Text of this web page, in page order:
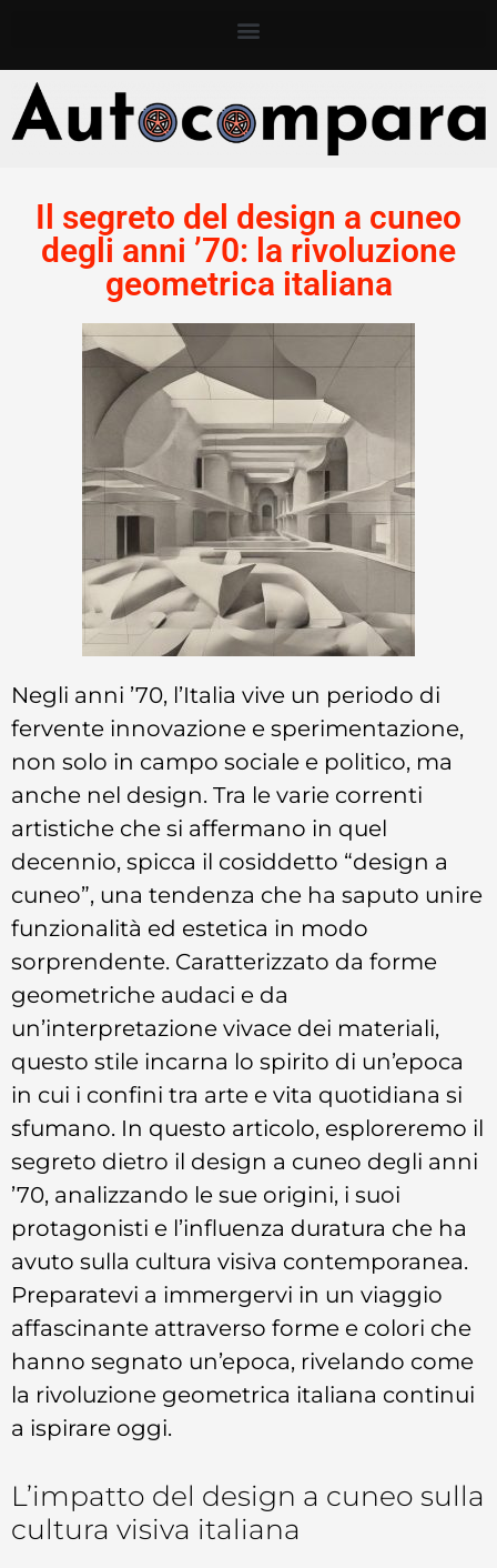
Il segreto del design a cuneo
degli anni ’70: la rivoluzione
geometrica italiana
Negli anni ’70, l’Italia vive un periodo di
fervente innovazione e sperimentazione,
non solo in campo sociale e politico, ma
anche nel design. Tra le varie correnti
artistiche che si affermano in quel
decennio, spicca il cosiddetto “design a
cuneo”, una tendenza che ha saputo unire
funzionalità ed estetica in modo
sorprendente. Caratterizzato da forme
geometriche audaci e da
un’interpretazione vivace dei materiali,
questo stile incarna lo spirito di un’epoca
in cui i confini tra arte e vita quotidiana si
sfumano. In questo articolo, esploreremo il
segreto dietro il design a cuneo degli anni
’70, analizzando le sue origini, i suoi
protagonisti e l’influenza duratura che ha
avuto sulla cultura visiva contemporanea.
Preparatevi a immergervi in un viaggio
affascinante attraverso forme e colori che
hanno segnato un’epoca, rivelando come
la rivoluzione geometrica italiana continui
a ispirare oggi.
L’impatto del design a cuneo sulla
cultura visiva italiana